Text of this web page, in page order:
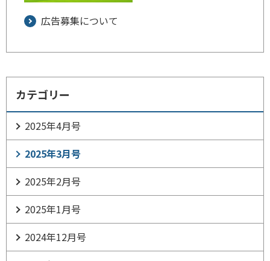
広告募集について
カテゴリー
2025年4月号
2025年3月号
2025年2月号
2025年1月号
2024年12月号